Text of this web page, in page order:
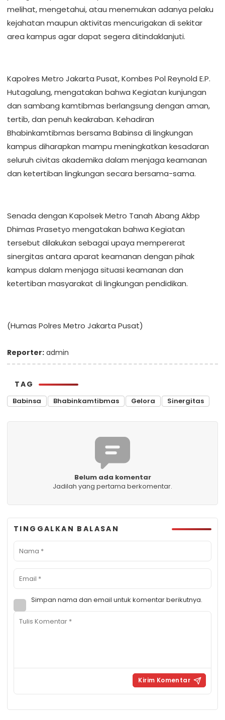
melihat, mengetahui, atau menemukan adanya pelaku
kejahatan maupun aktivitas mencurigakan di sekitar
area kampus agar dapat segera ditindaklanjuti.
Kapolres Metro Jakarta Pusat, Kombes Pol Reynold E.P.
Hutagalung, mengatakan bahwa Kegiatan kunjungan
dan sambang kamtibmas berlangsung dengan aman,
tertib, dan penuh keakraban. Kehadiran
Bhabinkamtibmas bersama Babinsa di lingkungan
kampus diharapkan mampu meningkatkan kesadaran
seluruh civitas akademika dalam menjaga keamanan
dan ketertiban lingkungan secara bersama-sama.
Senada dengan Kapolsek Metro Tanah Abang Akbp
Dhimas Prasetyo mengatakan bahwa Kegiatan
tersebut dilakukan sebagai upaya mempererat
sinergitas antara aparat keamanan dengan pihak
kampus dalam menjaga situasi keamanan dan
ketertiban masyarakat di lingkungan pendidikan.
(Humas Polres Metro Jakarta Pusat)
Reporter: admin
TAG
Babinsa Bhabinkamtibmas Gelora Sinergitas
Belum ada komentar
Jadilah yang pertama berkomentar.
TINGGALKAN BALASAN
Simpan nama dan email untuk komentar berikutnya.